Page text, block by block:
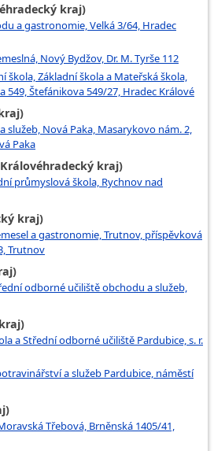
kraj)
a gastronomie, Velká 3/64, Hradec
Nový Bydžov, Dr. M. Tyrše 112
škola, Základní škola a Mateřská škola,
549, Štefánikova 549/27, Hradec Králové
služeb, Nová Paka, Masarykovo nám. 2,
Paka
kraj)
průmyslová škola, Rychnov nad
kraj)
a gastronomie, Trutnov, příspěvková
Trutnov
odborné učiliště obchodu a služeb,
a Střední odborné učiliště Pardubice, s. r.
a služeb Pardubice, náměstí
Třebová, Brněnská 1405/41,